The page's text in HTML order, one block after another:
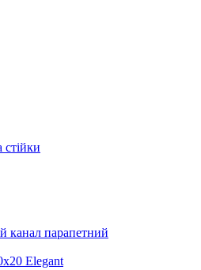
канал парапетний
Elegant